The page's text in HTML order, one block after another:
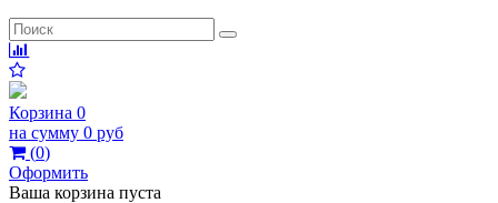
Корзина 0
на сумму 0 руб
(0)
Оформить
Ваша корзина пуста